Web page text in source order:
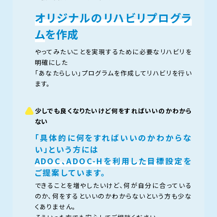
オリジナルのリハビリプログラ
ムを作成
やってみたいことを実現するために必要なリハビリを
明確にした
「あなたらしい」プログラムを作成してリハビリを行い
ます。
少しでも良くなりたいけど何をすればいいのかわから
ない
「具体的に何をすればいいのかわからな
い」という方には
ADOC、ADOC-Hを利用した目標設定を
ご提案しています。
できることを増やしたいけど、何が自分に合っている
のか、何をするといいのかわからないという方も少な
くありません。